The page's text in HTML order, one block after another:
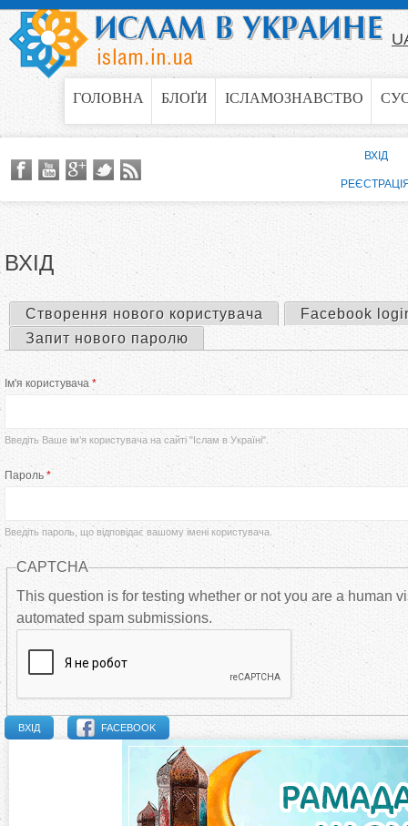
Jump to navigation
ГОЛОВНА БЛОҐИ ІСЛАМОЗНАВСТВО
ВХІД
е
в
н
н
в
к
Створення нового користувача
Facebook
Запит нового паролю
Ім'я користувача *
Введіть Ваше ім’я користувача на сайті "Іслам в Україні".
Пароль *
Введіть пароль, що відповідає вашому імені користувача.
CAPTCHA
This question is for testing whether or not you are a human
automated spam submissions.
FACEBOOK
ВХІД